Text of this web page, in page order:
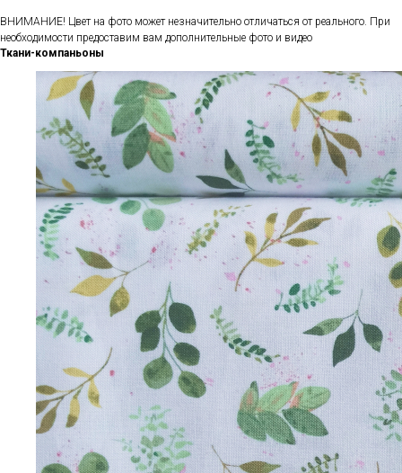
ВНИМАНИЕ! Цвет на фото может незначительно отличаться от реального. При
необходимости предоставим вам дополнительные фото и видео
Ткани-компаньоны